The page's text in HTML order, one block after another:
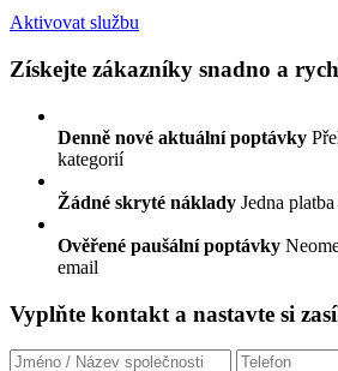
Aktivovat službu
Získejte zákazníky snadno a
Denně nové aktuální poptávky
kategorií
Žádné skryté náklady Jedna
Ověřené paušální poptávky
email
Vyplňte kontakt a nastavte si